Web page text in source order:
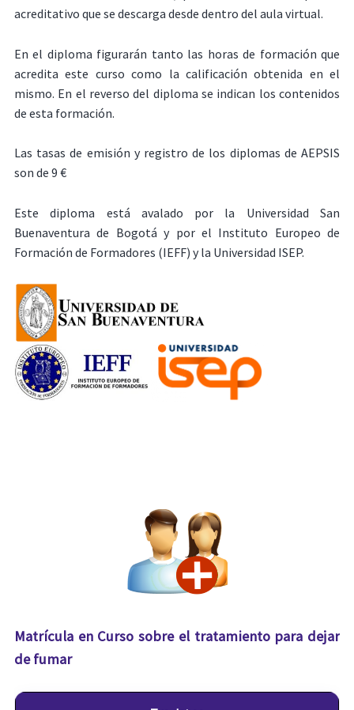
acreditativo que se descarga desde dentro del aula virtual.
En el diploma figurarán tanto las horas de formación que
acredita este curso como la calificación obtenida en el
mismo. En el reverso del diploma se indican los contenidos
de esta formación.
Las tasas de emisión y registro de los diplomas de AEPSIS
son de 9 €
Este diploma está avalado por la Universidad San
Buenaventura de Bogotá y por el Instituto Europeo de
Formación de Formadores (IEFF) y la Universidad ISEP.
Matrícula en Curso sobre el tratamiento para dejar
de fumar